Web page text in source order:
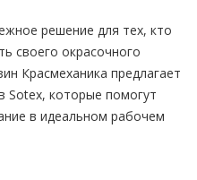
решение для тех, кто
своего окрасочного
Красмеханика предлагает
Sotex, которые помогут
в идеальном рабочем